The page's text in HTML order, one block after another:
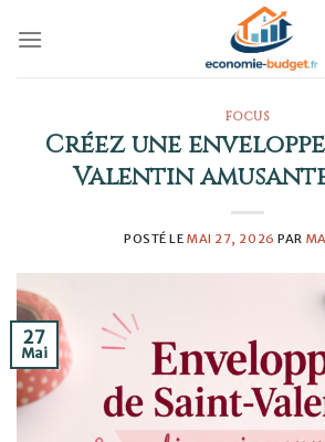
FOCUS
Créez une
Valentin
POSTÉ LE MAI 27, 2026 PAR
27
Mai